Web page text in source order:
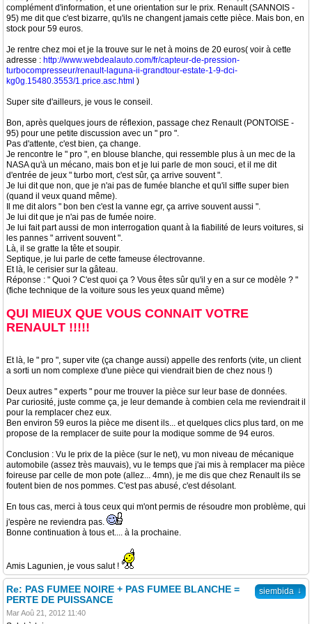
complément d'information, et une orientation sur le prix. Renault (SANNOIS -
95) me dit que c'est bizarre, qu'ils ne changent jamais cette pièce. Mais bon, en
stock pour 59 euros.
Je rentre chez moi et je la trouve sur le net à moins de 20 euros( voir à cette
adresse : http://www.webdealauto.com/fr/capteur-de-pression-
turbocompresseur/renault-laguna-ii-grandtour-estate-1-9-dci-
kg0g.15480.3553/1.price.asc.html )
Super site d'ailleurs, je vous le conseil.
Bon, après quelques jours de réflexion, passage chez Renault (PONTOISE -
95) pour une petite discussion avec un " pro ".
Pas d'attente, c'est bien, ça change.
Je rencontre le " pro ", en blouse blanche, qui ressemble plus à un mec de la
NASA qu'à un mécano, mais bon et je lui parle de mon souci, et il me dit
d'entrée de jeux " turbo mort, c'est sûr, ça arrive souvent ".
Je lui dit que non, que je n'ai pas de fumée blanche et qu'il siffle super bien
(quand il veux quand même).
Il me dit alors " bon ben c'est la vanne egr, ça arrive souvent aussi ".
Je lui dit que je n'ai pas de fumée noire.
Je lui fait part aussi de mon interrogation quant à la fiabilité de leurs voitures, si
les pannes " arrivent souvent ".
Là, il se gratte la tête et soupir.
Septique, je lui parle de cette fameuse électrovanne.
Et là, le cerisier sur la gâteau.
Réponse : " Quoi ? C'est quoi ça ? Vous êtes sûr qu'il y en a sur ce modèle ? "
(fiche technique de la voiture sous les yeux quand même)
QUI MIEUX QUE VOUS CONNAIT VOTRE
RENAULT !!!!!
Et là, le " pro ", super vite (ça change aussi) appelle des renforts (vite, un client
a sorti un nom complexe d'une pièce qui viendrait bien de chez nous !)
Deux autres " experts " pour me trouver la pièce sur leur base de données.
Par curiosité, juste comme ça, je leur demande à combien cela me reviendrait il
pour la remplacer chez eux.
Ben environ 59 euros la pièce me disent ils... et quelques clics plus tard, on me
propose de la remplacer de suite pour la modique somme de 94 euros.
Conclusion : Vu le prix de la pièce (sur le net), vu mon niveau de mécanique
automobile (assez très mauvais), vu le temps que j'ai mis à remplacer ma pièce
foireuse par celle de mon pote (allez... 4mn), je me dis que chez Renault ils se
foutent bien de nos pommes. C'est pas abusé, c'est désolant.
En tous cas, merci à tous ceux qui m'ont permis de résoudre mon problème, qui
j'espère ne reviendra pas.
Bonne continuation à tous et.... à la prochaine.
Amis Lagunien, je vous salut !
siembida ↓
Re: PAS FUMEE NOIRE + PAS FUMEE BLANCHE =
PERTE DE PUISSANCE
Mar Aoû 21, 2012 11:40